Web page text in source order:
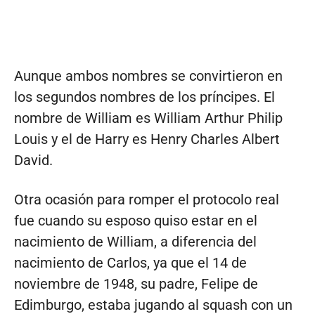
Aunque ambos nombres se convirtieron en
los segundos nombres de los príncipes. El
nombre de William es William Arthur Philip
Louis y el de Harry es Henry Charles Albert
David.
Otra ocasión para romper el protocolo real
fue cuando su esposo quiso estar en el
nacimiento de William, a diferencia del
nacimiento de Carlos, ya que el 14 de
noviembre de 1948, su padre, Felipe de
Edimburgo, estaba jugando al squash con un